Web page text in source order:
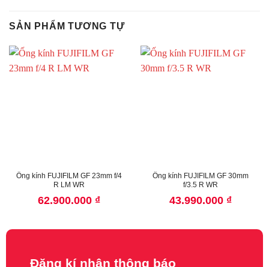
SẢN PHẨM TƯƠNG TỰ
Ống kính FUJIFILM GF 23mm f/4
R LM WR
62.900.000 ₫
Ống kính FUJIFILM GF 30mm
f/3.5 R WR
43.990.000 ₫
Đăng kí nhận thông báo